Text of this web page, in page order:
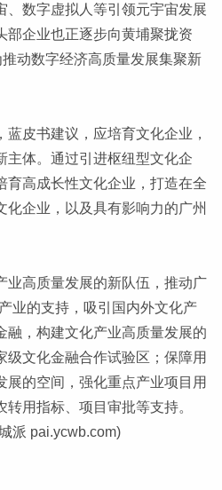
、数字虚拟人等引领元宇宙发展
部企业也正逐步向黄埔聚拢资
推动数字经济高质量发展集聚新
皮书建议，应培育文化企业，
主体。通过引进枢纽型文化企
育高成长性文化企业，打造在全
化企业，以及具有影响力的广州
业高质量发展的新队伍，推动广
业的支持，吸引国内外文化产
融，构建文化产业高质量发展的
级文化金融合作试验区；保障用
展的空间，强化重点产业项目用
用指标、项目审批等支持。
派 pai.ycwb.com)